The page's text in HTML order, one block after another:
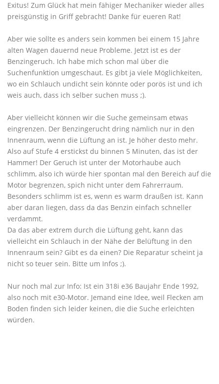
Exitus! Zum Glück hat mein fähiger Mechaniker wieder alles
preisgünstig in Griff gebracht! Danke für eueren Rat!
Aber wie sollte es anders sein kommen bei einem 15 Jahre
alten Wagen dauernd neue Probleme. Jetzt ist es der
Benzingeruch. Ich habe mich schon mal über die
Suchenfunktion umgeschaut. Es gibt ja viele Möglichkeiten,
wo ein Schlauch undicht sein könnte oder porös ist und ich
weis auch, dass ich selber suchen muss ;).
Aber vielleicht können wir die Suche gemeinsam etwas
eingrenzen. Der Benzingerucht dring nämlich nur in den
Innenraum, wenn die Lüftung an ist. Je höher desto mehr.
Also auf Stufe 4 erstickst du binnen 5 Minuten, das ist der
Hammer! Der Geruch ist unter der Motorhaube auch
schlimm, also ich würde hier spontan mal den Bereich auf die
Motor begrenzen, spich nicht unter dem Fahrerraum.
Besonders schlimm ist es, wenn es warm draußen ist. Kann
aber daran liegen, dass da das Benzin einfach schneller
verdammt.
Da das aber extrem durch die Lüftung geht, kann das
vielleicht ein Schlauch in der Nähe der Belüftung in den
Innenraum sein? Gibt es da einen? Die Reparatur scheint ja
nicht so teuer sein. Bitte um Infos ;).
Nur noch mal zur Info: Ist ein 318i e36 Baujahr Ende 1992,
also noch mit e30-Motor. Jemand eine Idee, weil Flecken am
Boden finden sich leider keinen, die die Suche erleichten
würden.